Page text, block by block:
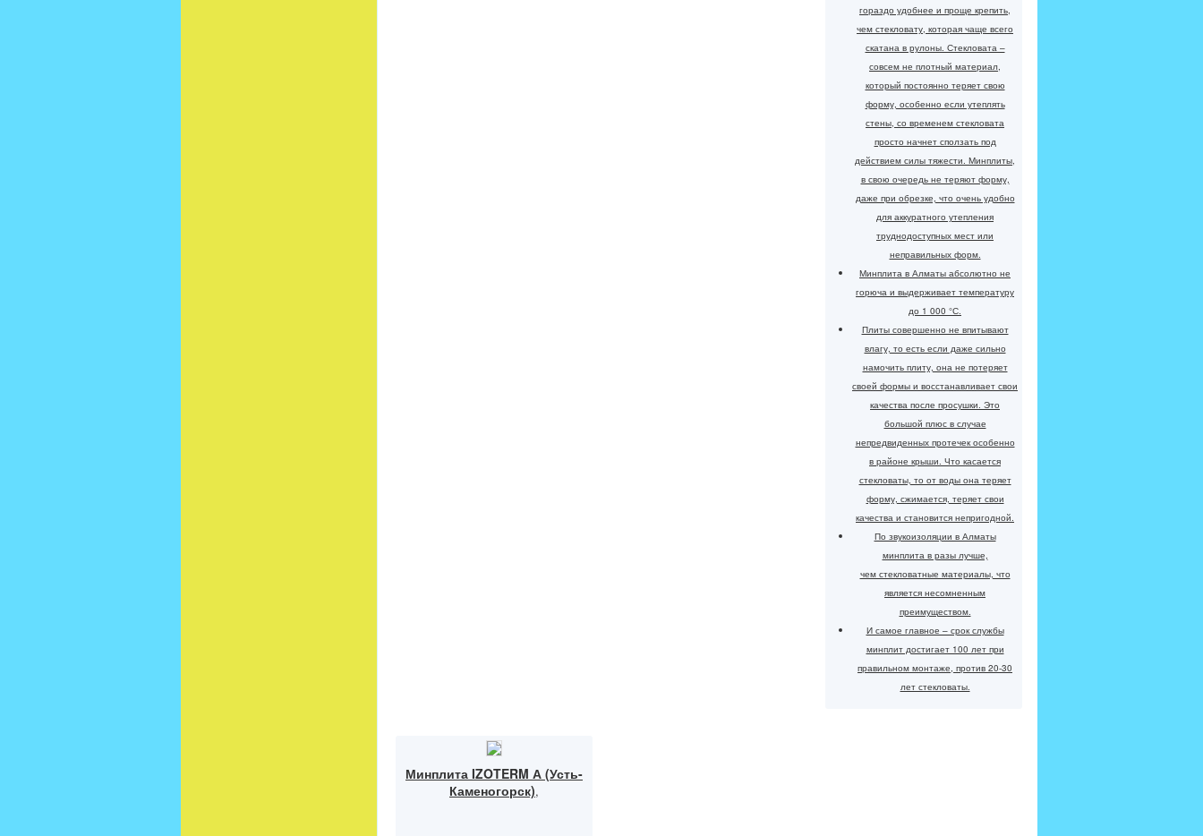
гораздо удобнее и проще крепить,
чем стекловату, которая чаще всего
скатана в рулоны. Стекловата –
совсем не плотный материал,
который постоянно теряет свою
форму, особенно если утеплять
стены, со временем стекловата
просто начнет сползать под
действием силы тяжести. Минплиты,
в свою очередь не теряют форму,
даже при обрезке, что очень удобно
для аккуратного утепления
труднодоступных мест или
неправильных форм.
Минплита в Алматы абсолютно не
горюча и выдерживает температуру
до 1 000 °С.
Плиты совершенно не впитывают
влагу, то есть если даже сильно
намочить плиту, она не потеряет
своей формы и восстанавливает свои
качества после просушки. Это
большой плюс в случае
непредвиденных протечек особенно
в районе крыши. Что касается
стекловаты, то от воды она теряет
форму, сжимается, теряет свои
качества и становится непригодной.
По звукоизоляции в Алматы
минплита в разы лучше,
чем стекловатные материалы, что
является несомненным
преимуществом.
И самое главное – срок службы
минплит достигает 100 лет при
правильном монтаже, против 20-30
лет стекловаты.
Минплита IZOTERM А (Усть-
Каменогорск),